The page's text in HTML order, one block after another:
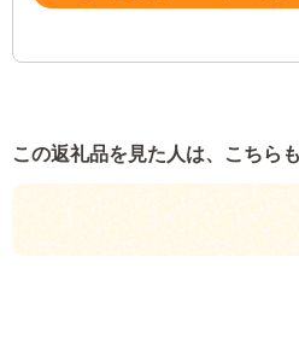
この返礼品を見た人は、こちら